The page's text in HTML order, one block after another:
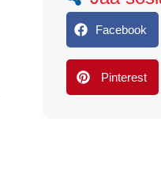
Facebook
Pinterest